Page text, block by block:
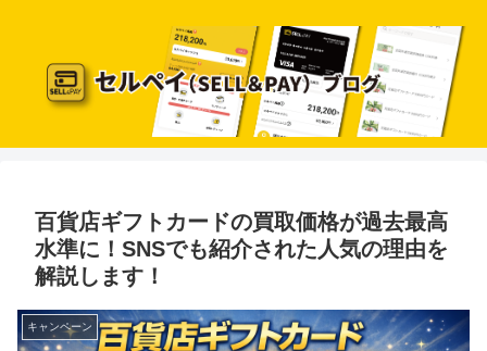
百貨店ギフトカードの買取価格が過去最高
水準に！SNSでも紹介された人気の理由を
解説します！
キャンペーン